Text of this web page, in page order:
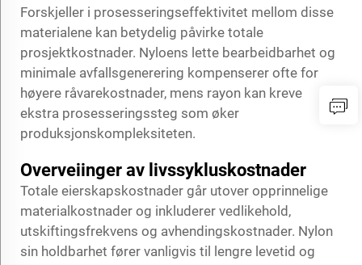
Forskjeller i prosesseringseffektivitet mellom disse
materialene kan betydelig påvirke totale
prosjektkostnader. Nyloens lette bearbeidbarhet og
minimale avfallsgenerering kompenserer ofte for
høyere råvarekostnader, mens rayon kan kreve
ekstra prosesseringssteg som øker
produksjonskompleksiteten.
Overveiinger av livssykluskostnader
Totale eierskapskostnader går utover opprinnelige
materialkostnader og inkluderer vedlikehold,
utskiftingsfrekvens og avhendingskostnader. Nylon
sin holdbarhet fører vanligvis til lengre levetid og